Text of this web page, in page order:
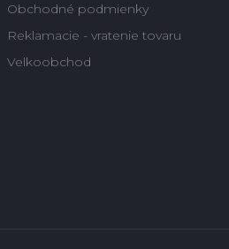
Obchodné podmienky
Reklamacie - vratenie tovaru
Velkoobchod